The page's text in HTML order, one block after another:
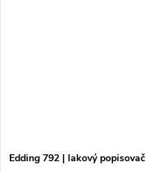
Edding 792 | lakový popisovač